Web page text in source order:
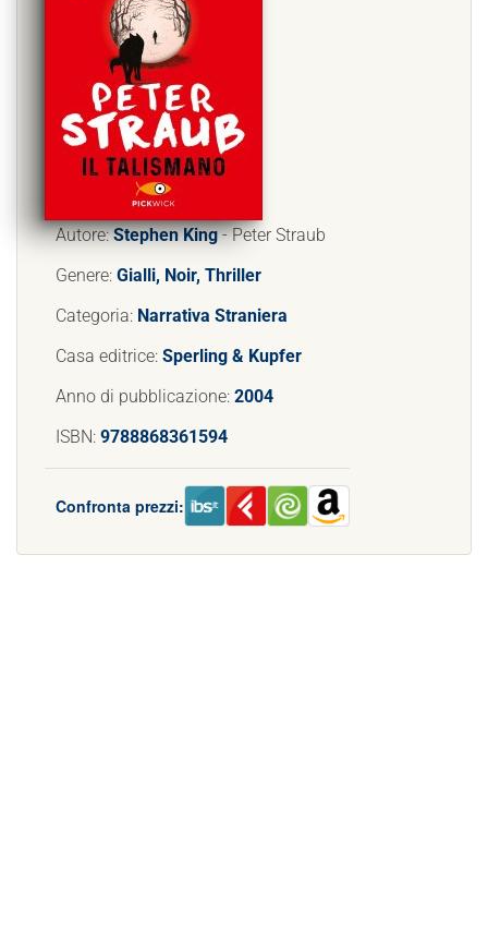
Autore:Stephen King- Peter Straub
Genere: Gialli, Noir, Thriller
Categoria: Narrativa Straniera
Casa editrice: Sperling & Kupfer
Anno di pubblicazione: 2004
ISBN: 9788868361594
Confronta prezzi: